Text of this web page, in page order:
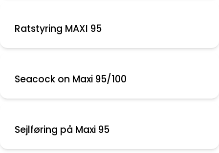
Ratstyring MAXI 95
Seacock on Maxi 95/100
Sejlføring på Maxi 95